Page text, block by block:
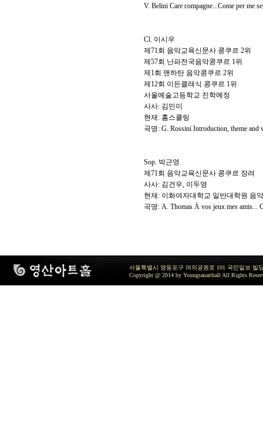
V. Belini Care compagne...Come per me
Cl. 이시우
제 71회 음악교육신문사 콩쿠르 2위
제 57회 난파전국음악콩쿠르 1위
제 1회 맨하탄 음악콩쿠르 2위
제 12회 이든클래식 콩쿠르 1위
서울예술고등학교 진학예정
사사: 김민이
현재 : 홈스쿨링
곡명: G. Rossini Introduction, theme and
Sop. 박근영
제 71회 음악교육신문사 콩쿠르 장려
사사: 김건우, 이두영
현재 : 이화여자대학교 일반대학원 음
곡명: A. Thomas À vos jeux mes amis...
서울특별시 영등포구 여의공원로 101 국민일보 빌
Copyright @ 2014 by Youngsanarthall All Rights